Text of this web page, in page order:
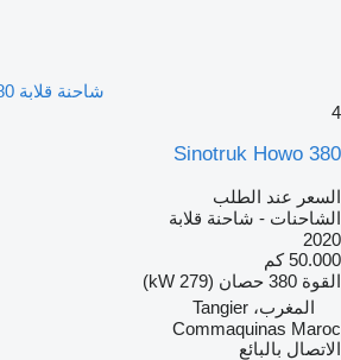
شاحنة قلابة Sinotruk Howo 380
4
Sinotruk Howo 380
السعر عند الطلب
الشاحنات - شاحنة قلابة
2020
50.000 كم
القوة 380 حصان (279 kW)
المغرب، Tangier
Commaquinas Maroc
الاتصال بالبائع